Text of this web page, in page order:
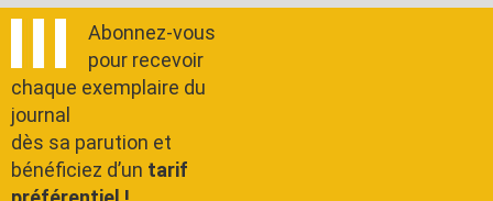
Abonnez-vous
pour recevoir
chaque exemplaire du
journal
dès sa parution et
bénéficiez d’un tarif